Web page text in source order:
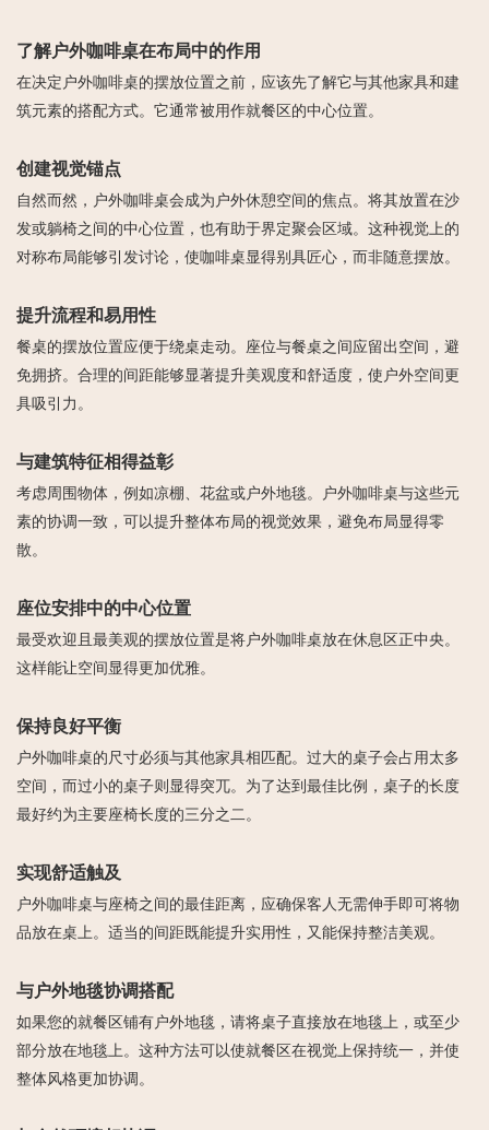
了解户外咖啡桌在布局中的作用
在决定户外咖啡桌的摆放位置之前，应该先了解它与其他家具和建
筑元素的搭配方式。它通常被用作就餐区的中心位置。
创建视觉锚点
自然而然，户外咖啡桌会成为户外休憩空间的焦点。将其放置在沙
发或躺椅之间的中心位置，也有助于界定聚会区域。这种视觉上的
对称布局能够引发讨论，使咖啡桌显得别具匠心，而非随意摆放。
提升流程和易用性
餐桌的摆放位置应便于绕桌走动。座位与餐桌之间应留出空间，避
免拥挤。合理的间距能够显著提升美观度和舒适度，使户外空间更
具吸引力。
与建筑特征相得益彰
考虑周围物体，例如凉棚、花盆或户外地毯。户外咖啡桌与这些元
素的协调一致，可以提升整体布局的视觉效果，避免布局显得零
散。
座位安排中的中心位置
最受欢迎且最美观的摆放位置是将户外咖啡桌放在休息区正中央。
这样能让空间显得更加优雅。
保持良好平衡
户外咖啡桌的尺寸必须与其他家具相匹配。过大的桌子会占用太多
空间，而过小的桌子则显得突兀。为了达到最佳比例，桌子的长度
最好约为主要座椅长度的三分之二。
实现舒适触及
户外咖啡桌与座椅之间的最佳距离，应确保客人无需伸手即可将物
品放在桌上。适当的间距既能提升实用性，又能保持整洁美观。
与户外地毯协调搭配
如果您的就餐区铺有户外地毯，请将桌子直接放在地毯上，或至少
部分放在地毯上。这种方法可以使就餐区在视觉上保持统一，并使
整体风格更加协调。